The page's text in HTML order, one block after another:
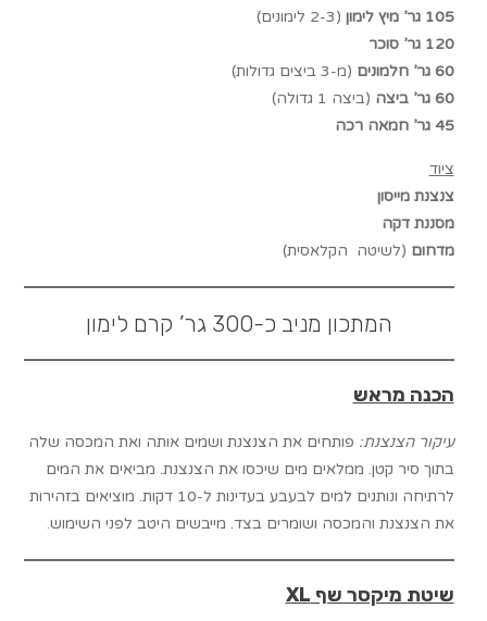
105 גר’ מיץ לימון
(2-3 לימונים)
120 גר’ סוכר
60 גר’ חלמונים
(מ-3 ביצים גדולות)
60 גר’ ביצה
(ביצה 1 גדולה)
45 גר’ חמאה רכה
ציוד
צנצנת מייסון
מסננת דקה
מדחום (לשיטה הקלאסית)
המתכון מניב כ-300 גר’ קרם לימון
הכנה מראש
עיקור הצנצנת: פותחים את הצנצנת ושמים אותה ואת המכסה שלה
בתוך סיר קטן. ממלאים מים שיכסו את הצנצנת. מביאים את המים
לרתיחה ונותנים למים לבעבע בעדינות ל-10 דקות. מוציאים בזהירות
את הצנצנת והמכסה ושומרים בצד. מייבשים היטב לפני השימוש.
שיטת מיקסר שף XL